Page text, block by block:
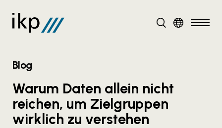
DE
Blog
Warum Daten allein nicht
reichen, um Zielgruppen
wirklich zu verstehen